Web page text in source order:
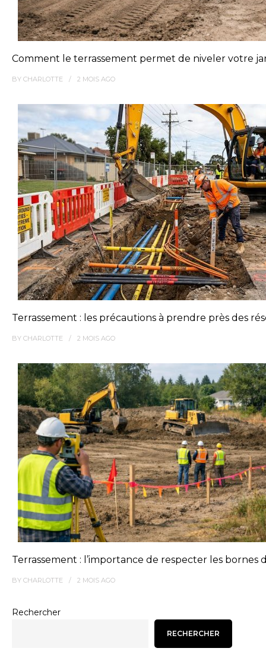
Comment le terrassement permet de niveler votre
BY CHARLOTTE 2 MOIS AGO
Terrassement : les précautions à prendre près des
BY CHARLOTTE 2 MOIS AGO
Terrassement : l’importance de respecter les bornes
BY CHARLOTTE 2 MOIS AGO
Rechercher
RECHERCHER